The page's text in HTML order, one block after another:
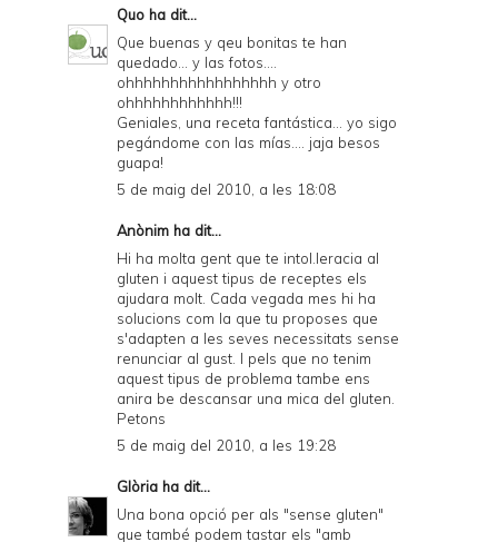
Quo ha dit...
Que buenas y qeu bonitas te han
quedado... y las fotos....
ohhhhhhhhhhhhhhhhh y otro
ohhhhhhhhhhhh!!!
Geniales, una receta fantástica... yo sigo
pegándome con las mías.... jaja besos
guapa!
5 de maig del 2010, a les 18:08
Anònim ha dit...
Hi ha molta gent que te intol.leracia al
gluten i aquest tipus de receptes els
ajudara molt. Cada vegada mes hi ha
solucions com la que tu proposes que
s'adapten a les seves necessitats sense
renunciar al gust. I pels que no tenim
aquest tipus de problema tambe ens
anira be descansar una mica del gluten.
Petons
5 de maig del 2010, a les 19:28
Glòria ha dit...
Una bona opció per als "sense gluten"
que també podem tastar els "amb